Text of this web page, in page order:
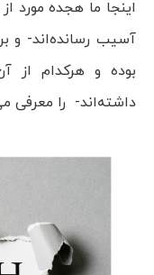
اینجا ما هجده مورد
آسیب رسانده‌اند- و
بوده و هرکدام از
داشته‌اند- را معرفی